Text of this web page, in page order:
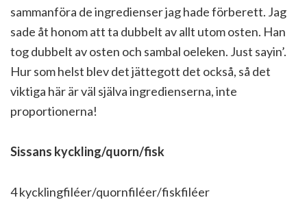
sammanföra de ingredienser jag hade förberett. Jag
sade åt honom att ta dubbelt av allt utom osten. Han
tog dubbelt av osten och sambal oeleken. Just sayin’.
Hur som helst blev det jättegott det också, så det
viktiga här är väl själva ingredienserna, inte
proportionerna!
Sissans kyckling/quorn/fisk
4 kycklingfiléer/quornfiléer/fiskfiléer